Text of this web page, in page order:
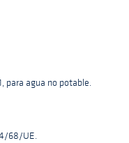
para agua no potable.
68/UE.